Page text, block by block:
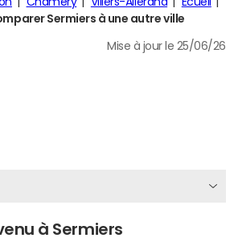
Sermiers à une autre ville
Mise à jour le 25/06/26
à Sermiers